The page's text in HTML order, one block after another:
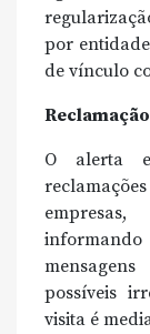
por
de vínculo
Reclamação
O alerta
possíveis
visita é